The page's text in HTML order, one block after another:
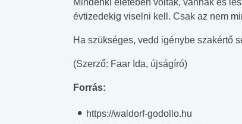
Mindenki életében voltak, vannak és
évtizedekig viselni kell. Csak az nem
Ha szükséges, vedd igénybe szakértő
(Szerző: Faar Ida, újságíró)
Forrás:
https://waldorf-godollo.hu